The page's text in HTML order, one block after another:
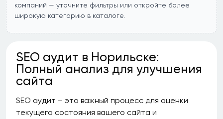
компаний — уточните фильтры или откройте более
широкую категорию в каталоге.
SEO аудит в Норильске:
Полный анализ для улучшения
сайта
SEO аудит – это важный процесс для оценки
текущего состояния вашего сайта и